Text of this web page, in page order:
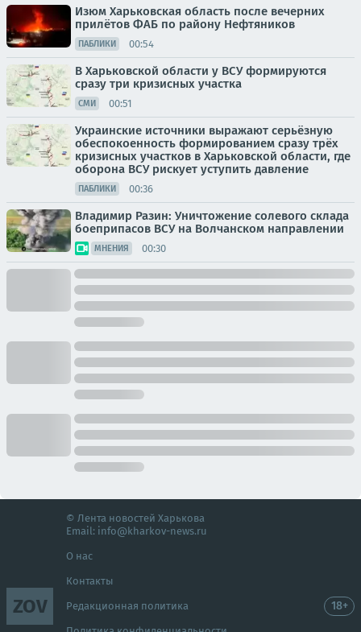
Изюм Харьковская область после вечерних
прилётов ФАБ по району Нефтяников
ПАБЛИКИ 00:54
В Харьковской области у ВСУ формируются
сразу три кризисных участка
СМИ 00:51
Украинские источники выражают серьёзную
обеспокоенность формированием сразу трёх
кризисных участков в Харьковской области, где
оборона ВСУ рискует уступить давление
ПАБЛИКИ 00:36
Владимир Разин: Уничтожение солевого склада
боеприпасов ВСУ на Волчанском направлении
МНЕНИЯ 00:30
ZOV
© Лента новостей Харькова
Email: info@kharkov-news.ru
О нас
Контакты
Редакционная политика 18+